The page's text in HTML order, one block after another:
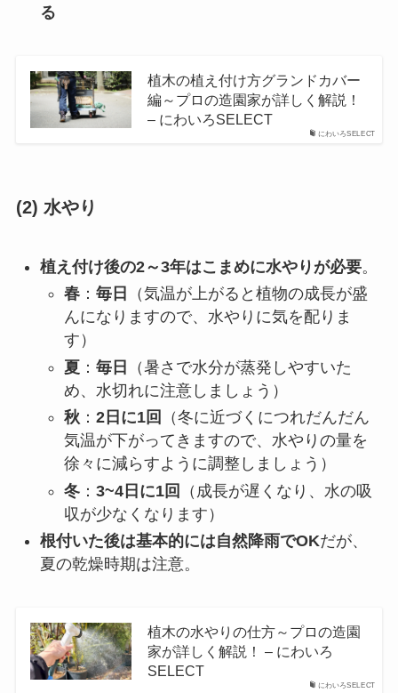
る
にわいろSELECT
植木の植え付け方グランドカバー
編～プロの造園家が詳しく解説！
– にわいろSELECT
(2) 水やり
植え付け後の2～3年はこまめに水やりが必要。
春： 毎日
（気温が上がると植物の成長が盛
んになりますので、水やりに気を配りま
す）
夏： 毎日
（暑さで水分が蒸発しやすいた
め、水切れに注意しましょう）
秋： 2日に1回
（冬に近づくにつれだんだん
気温が下がってきますので、水やりの量を
徐々に減らすように調整しましょう）
冬： 3~4日に1回
（成長が遅くなり、水の吸
収が少なくなります）
根付いた後は基本的には自然降雨でOKだが、
夏の乾燥時期は注意。
にわいろSELECT
植木の水やりの仕方～プロの造園
家が詳しく解説！ – にわいろ
SELECT